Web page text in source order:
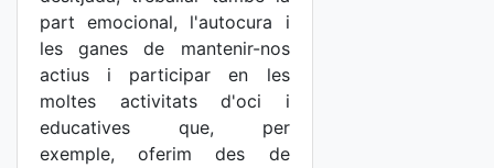
part emocional, l'autocura i
les ganes de mantenir-nos
actius i participar en les
moltes activitats d'oci i
educatives que, per
exemple, oferim des de